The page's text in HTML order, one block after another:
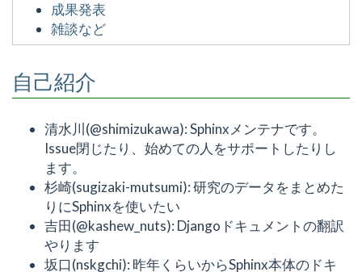
成果発表
雑談など
自己紹介
清水川(@shimizukawa): Sphinxメンテナです。
Issue閉じたり、始めての人をサポートしたりし
ます。
杉崎(sugizaki-mutsumi): 研究のデータをまとめた
りにSphinxを使いたい
吉田(@kashew_nuts): Djangoドキュメントの翻訳
やります
坂口(nskgchi): 昨年くらいからSphinx本体のドキ